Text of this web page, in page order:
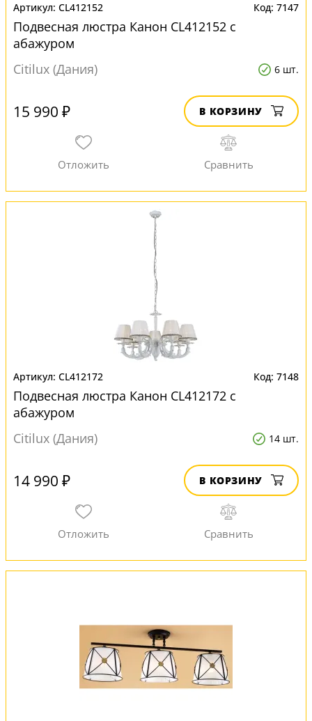
CL412152 7147
Подвесная люстра Канон CL412152 с
абажуром
Citilux (Дания)
6 шт.
15 990 ₽ В КОРЗИНУ
CL412172 7148
Подвесная люстра Канон CL412172 с
абажуром
Citilux (Дания)
14 шт.
14 990 ₽ В КОРЗИНУ